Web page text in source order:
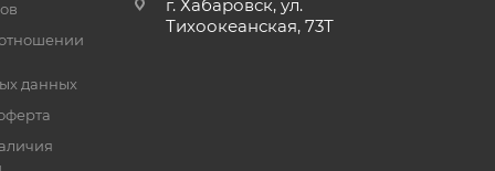
данных
г. Хабаровск, ул.
Тихоокеанская, 73Т